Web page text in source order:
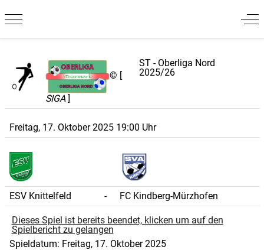
Mobile Menu Toggle
© [
SIGA]
ST - Oberliga Nord
2025/26
Freitag, 17. Oktober 2025 19:00 Uhr
ESV Knittelfeld - FC Kindberg-Mürzhofen
Dieses Spiel ist bereits beendet, klicken um auf den
Spielbericht zu gelangen
Spieldatum: Freitag, 17. Oktober 2025